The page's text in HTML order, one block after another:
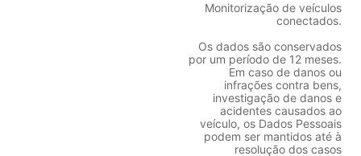
Monitorização de veículos
conectados.
Os dados são conservados
por um período de 12 meses.
Em caso de danos ou
infrações contra bens,
investigação de danos e
acidentes causados ao
veículo, os Dados Pessoais
podem ser mantidos até à
resolução dos casos